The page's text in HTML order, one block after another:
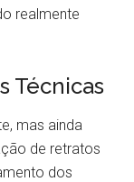
realmente
Técnicas
mas ainda
de retratos
dos